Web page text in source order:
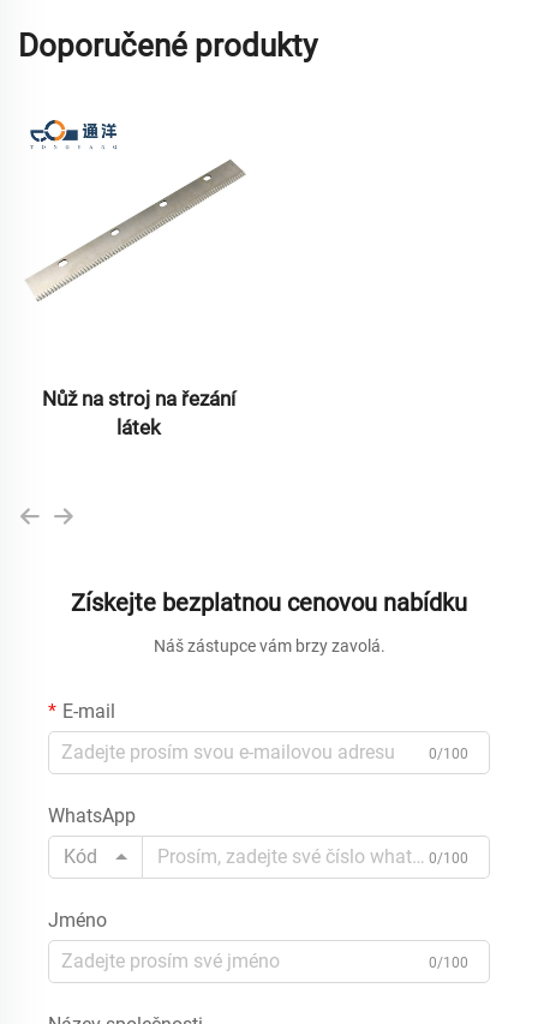
Doporučené produkty
Nůž na stroj na řezání
látek
Získejte bezplatnou cenovou nabídku
Náš zástupce vám brzy zavolá.
E-mail
0/100
WhatsApp
Kód
0/100
Jméno
0/100